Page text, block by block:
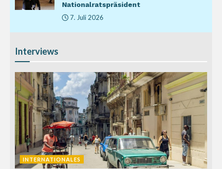
Nationalratspräsident
7. Juli 2026
Interviews
INTERNATIONALES